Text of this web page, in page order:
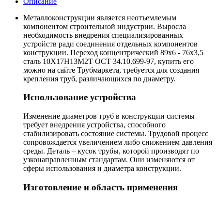
Металлоконструкции является неотъемлемым
компонентом строительной индустрии. Выросла
необходимость внедрения специализированных
устройств ради соединения отдельных компонентов
конструкции. Переход концентрический 89х6 - 76х3,5
сталь 10Х17Н13М2Т ОСТ 34.10.699-97, купить его
можно на сайте Трубмаркета, требуется для создания
крепления труб, различающихся по диаметру.
Использование устройства
Изменение диаметров труб в конструкции системы
требует внедрения устройства, способного
стабилизировать состояние системы. Трудовой процесс
сопровождается увеличением либо снижением давления
среды. Деталь – кусок трубы, которой производят по
узконаправленным стандартам. Они изменяются от
сферы использования и диаметра конструкции.
Изготовление и область применения